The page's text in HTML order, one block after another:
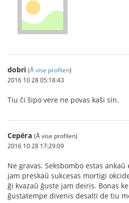
dobri (Å vise profilen)
2016 10 28 05:18:43
Tiu ĉi ŝipo vere ne povas kaŝi sin.
Серёга (Å vise profilen)
2016 10 28 17:29:09
Ne gravas. Seksbombo estas
jam preskaŭ sukcesas mortigi
ĝi kvazaŭ ĝuste jam deiris. Bonas
ĝustatempe divenis desalti de tiu